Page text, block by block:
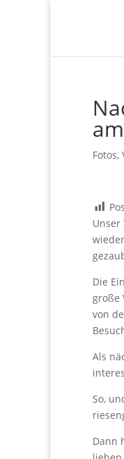
Fotos,
Unser
Die
große
von
Als
So,
Dann